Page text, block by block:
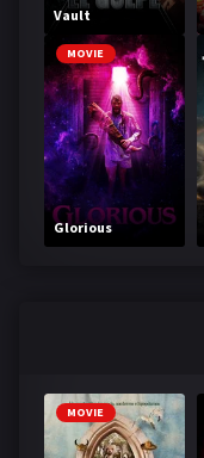
Vault
MOVIE
Glorious
MOVIE